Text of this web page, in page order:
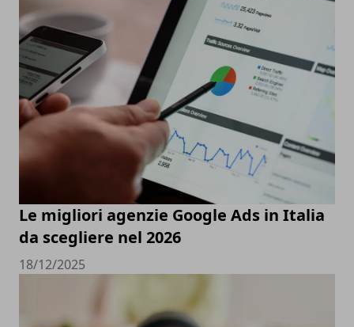
Le migliori agenzie Google Ads in Italia
da scegliere nel 2026
18/12/2025